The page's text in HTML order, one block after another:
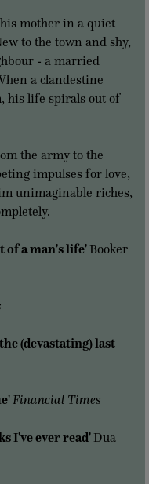
mother in a quiet
to the town and shy,
- a married
a clandestine
his life spirals out of
the army to the
impulses for love,
unimaginable riches,
of a man's life' Booker
(devastating) last
Financial Times
I've ever read' Dua